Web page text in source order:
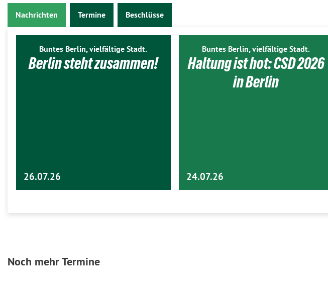
Nachrichten Termine Beschlüsse
Buntes Berlin, vielfältige Stadt.
Berlin steht zusammen!
26.07.26
Buntes Berlin, vielfältige Stadt.
Haltung ist hot: CSD 2026
in Berlin
24.07.26
Noch mehr Termine